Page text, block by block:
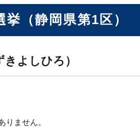
（静岡県第1区）
よしひろ）
りません。